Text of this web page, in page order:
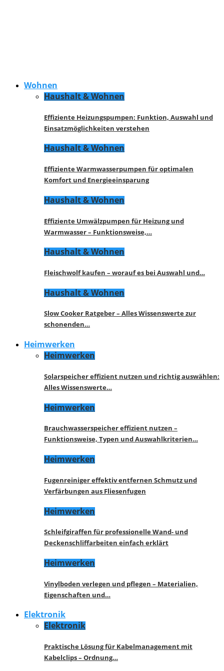
Wohnen
Haushalt & Wohnen
Effiziente Heizungspumpen: Funktion, Auswahl und
Einsatzmöglichkeiten verstehen
Haushalt & Wohnen
Effiziente Warmwasserpumpen für optimalen
Komfort und Energieeinsparung
Haushalt & Wohnen
Effiziente Umwälzpumpen für Heizung und
Warmwasser – Funktionsweise,…
Haushalt & Wohnen
Fleischwolf kaufen – worauf es bei Auswahl und…
Haushalt & Wohnen
Slow Cooker Ratgeber – Alles Wissenswerte zur
schonenden…
Heimwerken
Heimwerken
Solarspeicher effizient nutzen und richtig auswählen:
Alles Wissenswerte…
Heimwerken
Brauchwasserspeicher effizient nutzen –
Funktionsweise, Typen und Auswahlkriterien…
Heimwerken
Fugenreiniger effektiv entfernen Schmutz und
Verfärbungen aus Fliesenfugen
Heimwerken
Schleifgiraffen für professionelle Wand- und
Deckenschliffarbeiten einfach erklärt
Heimwerken
Vinylboden verlegen und pflegen – Materialien,
Eigenschaften und…
Elektronik
Elektronik
Praktische Lösung für Kabelmanagement mit
Kabelclips – Ordnung…